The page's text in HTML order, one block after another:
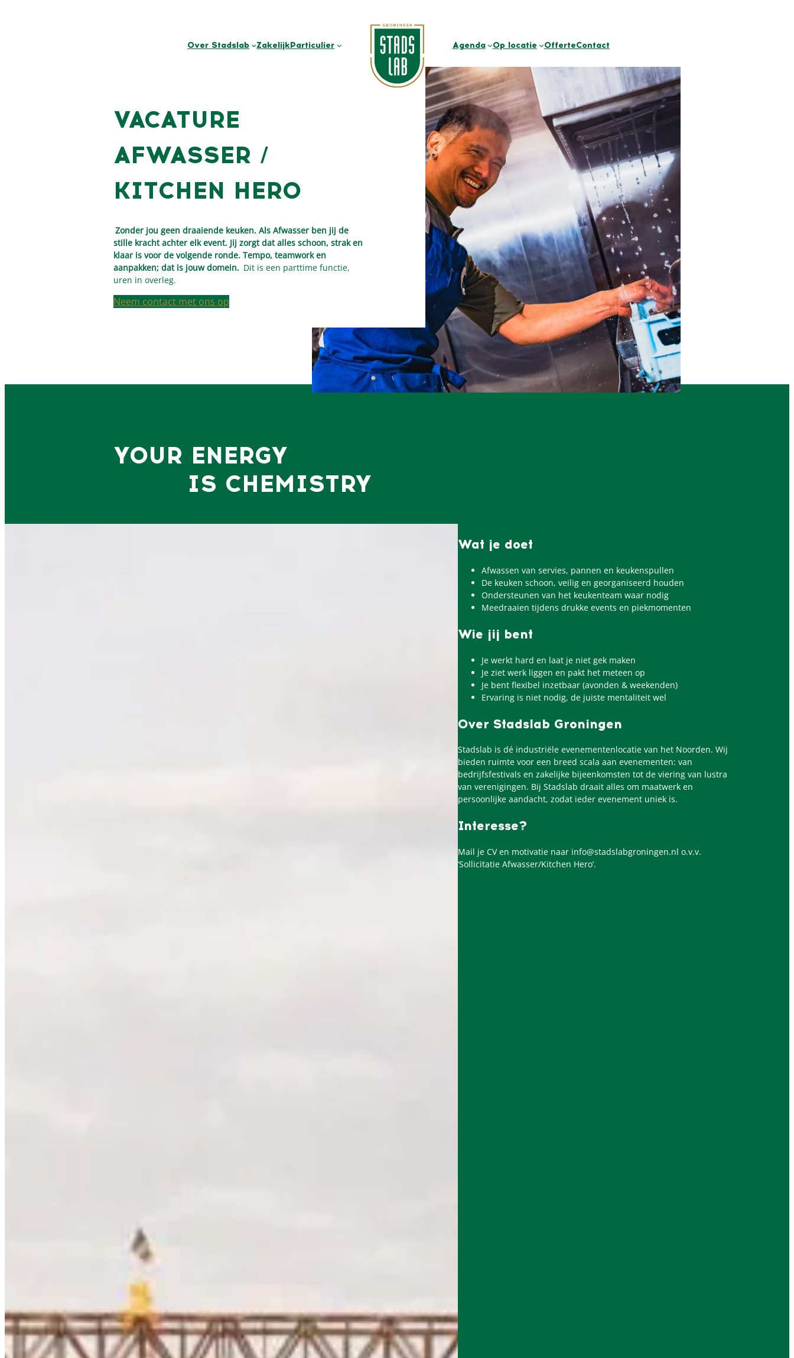
Over Stadslab ZakelijkParticulier Agenda Op locatie OfferteContact
VACATURE
AFWASSER /
KITCHEN HERO
Zonder jou geen draaiende keuken. Als Afwasserben jij de
stille kracht achter elk event. Jij zorgt dat alles schoon, strak en
klaar is voor de volgende ronde. Tempo, teamwork en
aanpakken; dat is jouw domein. Dit is een parttime functie,
uren in overleg.
Neem contact met ons op
YOUR ENERGY
IS CHEMISTRY
Wat je doet
Afwassen van servies, pannen en keukenspullen
De keuken schoon, veilig en georganiseerd houden
Ondersteunen van het keukenteam waar nodig
Meedraaien tijdens drukke events en piekmomenten
Wie jij bent
Je werkt hard en laat je niet gek maken
Je ziet werk liggen en pakt het meteen op
Je bent flexibel inzetbaar (avonden & weekenden)
Ervaring is niet nodig, de juiste mentaliteit wel
Over Stadslab Groningen
Stadslab is dé industriële evenementenlocatie van het Noorden. Wij
bieden ruimte voor een breed scala aan evenementen: van
bedrijfsfestivals en zakelijke bijeenkomsten tot de viering van lustra
van verenigingen. Bij Stadslab draait alles om maatwerk en
persoonlijke aandacht, zodat ieder evenement uniek is.
Interesse?
Mail je CV en motivatie naar info@stadslabgroningen.nl o.v.v.
‘Sollicitatie Afwasser/Kitchen Hero’.